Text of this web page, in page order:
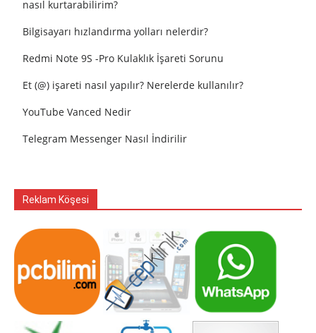
nasıl kurtarabilirim?
Bilgisayarı hızlandırma yolları nelerdir?
Redmi Note 9S -Pro Kulaklık İşareti Sorunu
Et (@) işareti nasıl yapılır? Nerelerde kullanılır?
YouTube Vanced Nedir
Telegram Messenger Nasıl İndirilir
Reklam Köşesi